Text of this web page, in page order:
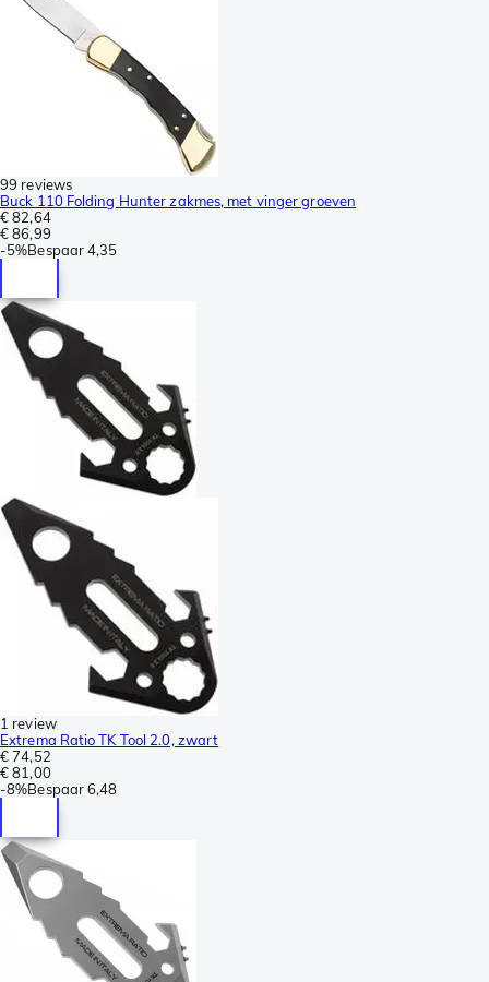
99 reviews
Buck 110 Folding Hunter zakmes, met vinger groeven
€ 82,64
€ 86,99
-5%Bespaar4,35
1 review
Extrema Ratio TK Tool 2.0, zwart
€ 74,52
€ 81,00
-8%Bespaar6,48